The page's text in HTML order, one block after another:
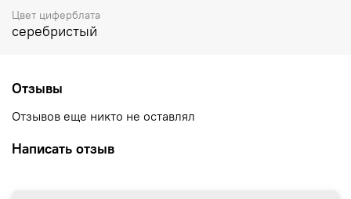
Цвет циферблата
серебристый
Отзывы
Отзывов еще никто не оставлял
Написать отзыв